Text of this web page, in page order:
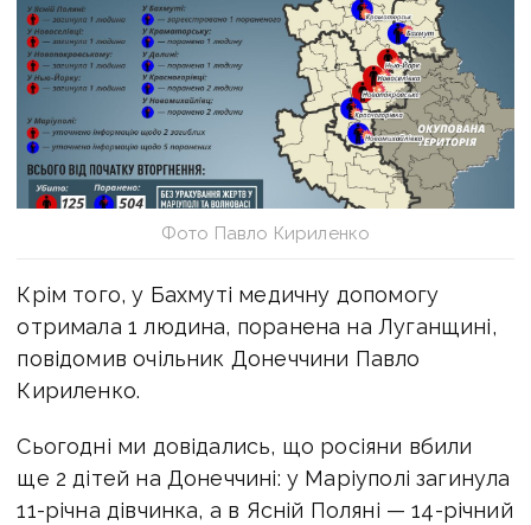
Фото Павло Кириленко
Крім того, у Бахмуті медичну допомогу
отримала 1 людина, поранена на Луганщині,
повідомив очільник Донеччини Павло
Кириленко.
Сьогодні ми довідались, що росіяни вбили
ще 2 дітей на Донеччині: у Маріуполі загинула
11-річна дівчинка, а в Ясній Поляні — 14-річний